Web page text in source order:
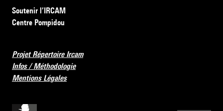
Soutenir l’IRCAM
Centre Pompidou
Projet Répertoire Ircam
Infos / Méthodologie
Mentions Légales